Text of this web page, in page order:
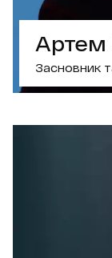
Артем
Засновник
Колонки в